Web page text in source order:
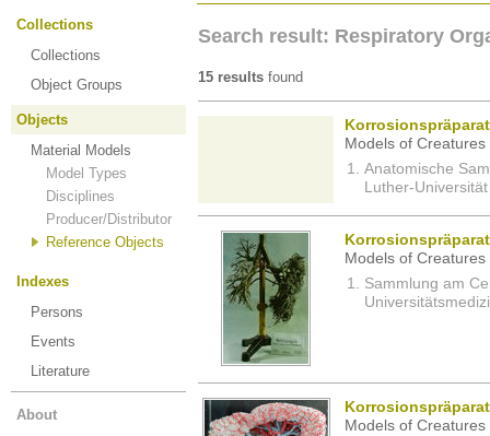
Collections
Collections
Object Groups
Objects
Material Models
Model Types
Disciplines
Producer/Distributor
Reference Objects
Indexes
Persons
Events
Literature
About
Search result: Respiratory
15 results found
Models of
Anatomische
Luther-
Models of
Sammlung am
Models of